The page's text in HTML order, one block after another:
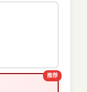
推荐